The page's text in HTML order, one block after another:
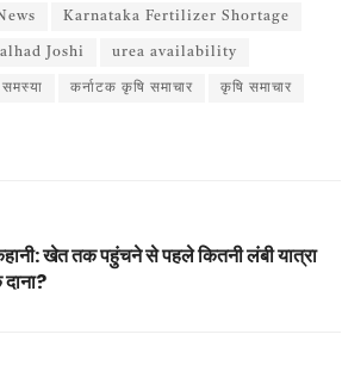
Karnataka Fertilizer Shortage
Joshi urea availability
समस्या कर्नाटक कृषि समाचार कृषि समाचार
खेत तक पहुंचने से पहले कितनी लंबी यात्रा